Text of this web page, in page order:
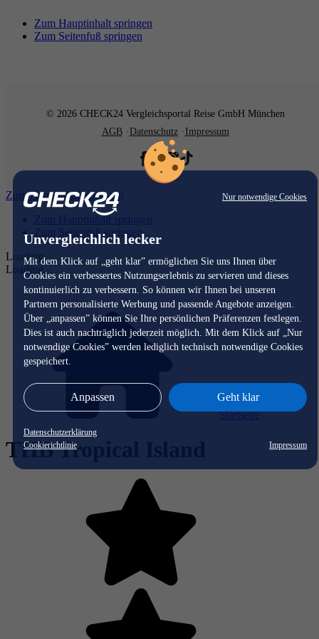
Nur notwendige Cookies
Unvergleichlich lecker
Mit dem Klick auf „geht klar” ermöglichen Sie uns Ihnen über
Cookies ein verbessertes Nutzungserlebnis zu servieren und dieses
kontinuierlich zu verbessern. So können wir Ihnen bei unseren
Partnern personalisierte Werbung und passende Angebote anzeigen.
Über „anpassen” können Sie Ihre persönlichen Präferenzen festlegen.
Dies ist auch nachträglich jederzeit möglich. Mit dem Klick auf „Nur
notwendige Cookies” werden lediglich technisch notwendige Cookies
gespeichert.
Anpassen Geht klar
Datenschutzerklärung
Cookierichtlinie
Impressum
Zum Hauptinhalt springen
Zum Seitenfuß springen
© 2026 CHECK24 Vergleichsportal Reise GmbH München
AGB
Datenschutz Impressum
Zum Hauptinhalt springen
Zum Hauptinhalt springen
Zum Seitenfuß springen
Loading...
Loading...
Startseite
THB Tropical Island